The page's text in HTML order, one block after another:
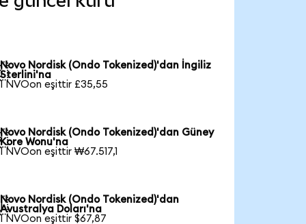
Novo Nordisk (Ondo Tokenized)'dan İngiliz
Sterlini'na
1 NVOon eşittir £35,55
Novo Nordisk (Ondo Tokenized)'dan Güney
Kore Wonu'na
1 NVOon eşittir ₩67.517,1
Novo Nordisk (Ondo Tokenized)'dan
Avustralya Doları'na
1 NVOon eşittir $67,87